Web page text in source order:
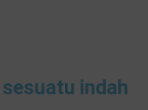
indah